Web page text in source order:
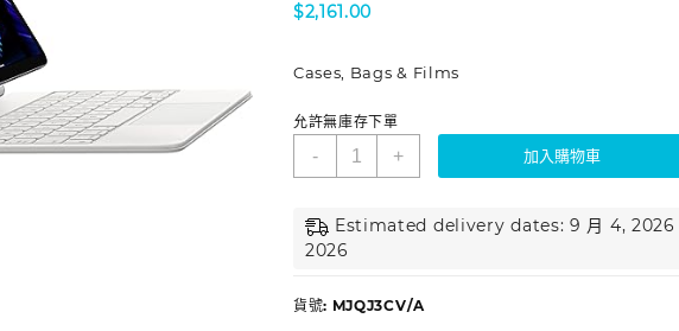
$2,161.00
Cases, Bags & Films
允許無庫存下單
- + 加入購物車
Estimated delivery dates: 9 月 4, 2026
2026
貨號: MJQJ3CV/A